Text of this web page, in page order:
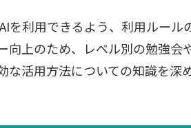
を利用できるよう、利用ルール
向上のため、レベル別の勉強会
な活用方法についての知識を深